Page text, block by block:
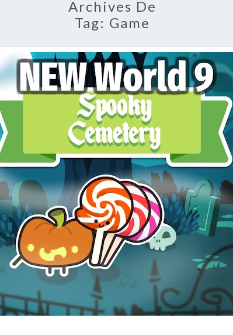
Archives De
Tag: Game